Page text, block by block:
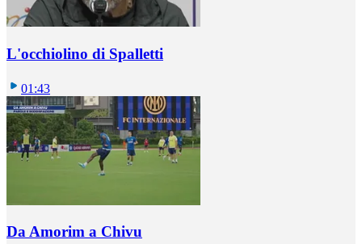
L'occhiolino di Spalletti
01:43
Da Amorim a Chivu